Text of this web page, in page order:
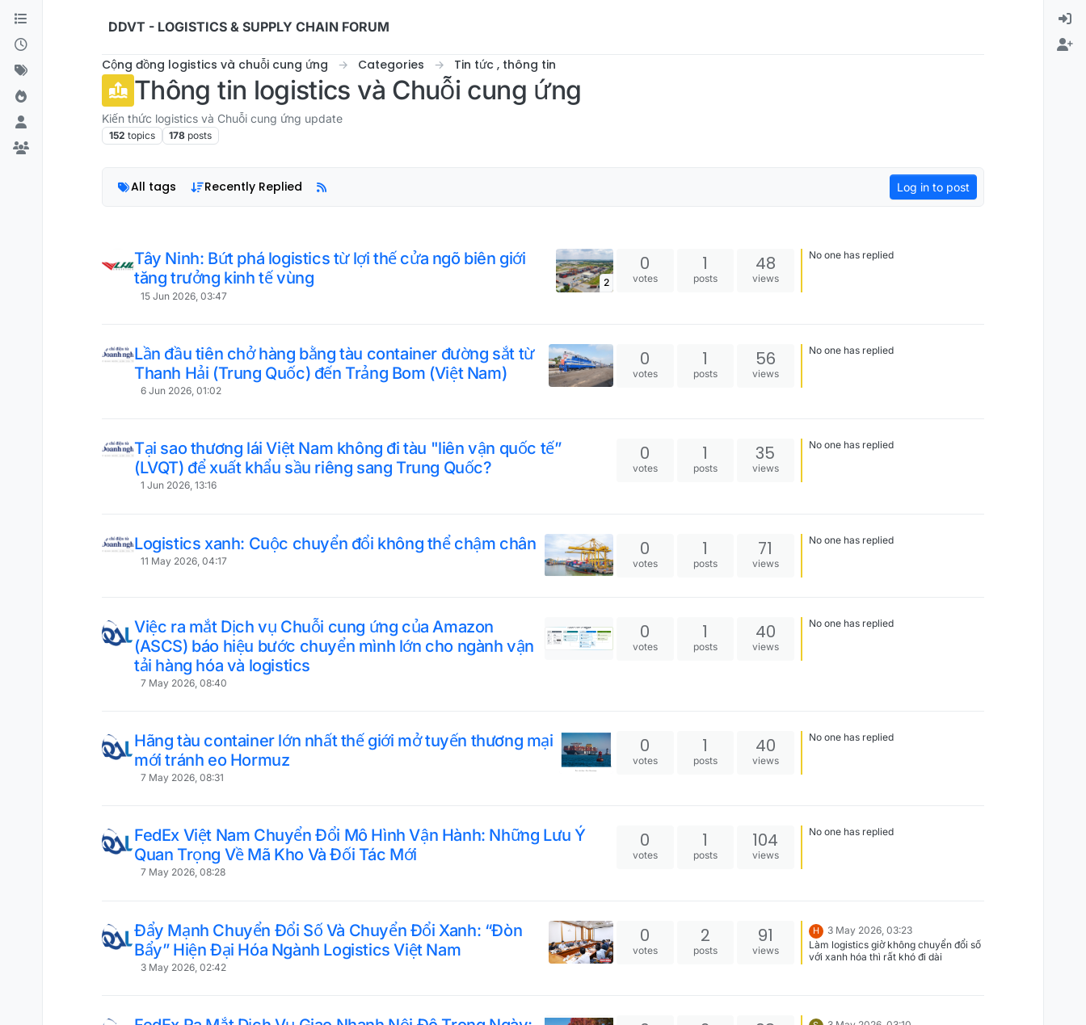
Skip to content
DDVT - LOGISTICS & SUPPLY CHAIN FORUM
Cộng đồng logistics và chuỗi cung ứng Categories Tin tức , thông tin
Thông tin logistics và Chuỗi cung ứng
Kiến thức logistics và Chuỗi cung ứng update
152 topics 178 posts
All tags Recently Replied Log in to post
Tây Ninh: Bứt phá logistics từ lợi thế cửa ngõ biên giới
tăng trưởng kinh tế vùng
15 Jun 2026, 03:47
2
0
votes
1
posts
48
views
No one has replied
Lần đầu tiên chở hàng bằng tàu container đường sắt từ
Thanh Hải (Trung Quốc) đến Trảng Bom (Việt Nam)
6 Jun 2026, 01:02
0
votes
1
posts
56
views
No one has replied
Tại sao thương lái Việt Nam không đi tàu "liên vận quốc tế”
(LVQT) để xuất khẩu sầu riêng sang Trung Quốc?
1 Jun 2026, 13:16
0
votes
1
posts
35
views
No one has replied
Logistics xanh: Cuộc chuyển đổi không thể chậm chân
11 May 2026, 04:17
0
votes
1
posts
71
views
No one has replied
Việc ra mắt Dịch vụ Chuỗi cung ứng của Amazon
(ASCS) báo hiệu bước chuyển mình lớn cho ngành vận
tải hàng hóa và logistics
7 May 2026, 08:40
0
votes
1
posts
40
views
No one has replied
Hãng tàu container lớn nhất thế giới mở tuyến thương mại
mới tránh eo Hormuz
7 May 2026, 08:31
0
votes
1
posts
40
views
No one has replied
FedEx Việt Nam Chuyển Đổi Mô Hình Vận Hành: Những Lưu Ý
Quan Trọng Về Mã Kho Và Đối Tác Mới
7 May 2026, 08:28
0
votes
1
posts
104
views
No one has replied
Đẩy Mạnh Chuyển Đổi Số Và Chuyển Đổi Xanh: “Đòn
Bẩy” Hiện Đại Hóa Ngành Logistics Việt Nam
3 May 2026, 02:42
0
votes
2
posts
91
views
H
3 May 2026, 03:23
Làm logistics giờ không chuyển đổi số
với xanh hóa thì rất khó đi dài